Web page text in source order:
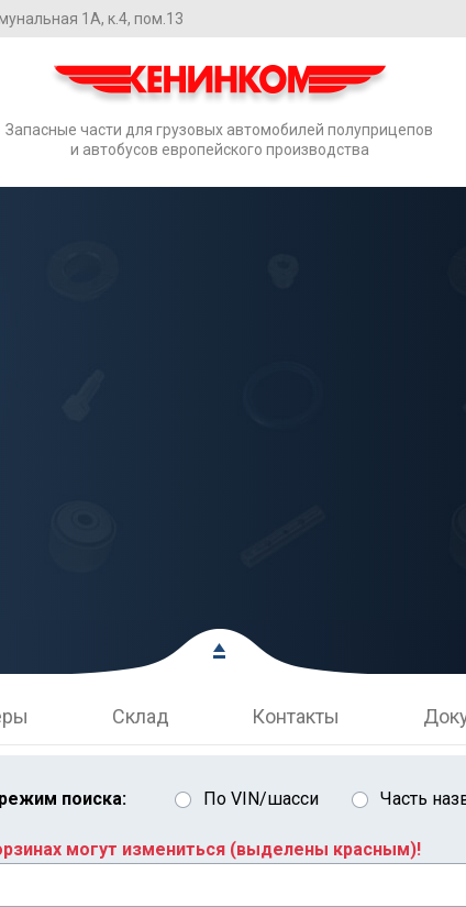
1А, к.4, пом.13
Запасные части для грузовых автомобилей полуприцепов
и автобусов европейского производства
Склад Контакты
поиска: По VIN/шасси Часть
могут измениться (выделены красным)!